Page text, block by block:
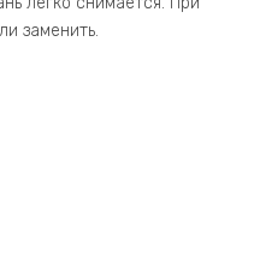
заменить.